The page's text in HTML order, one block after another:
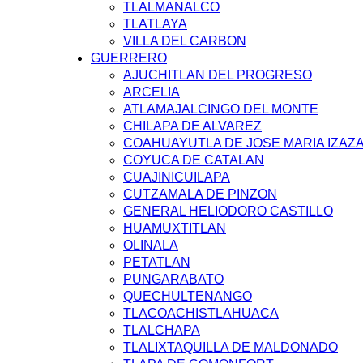
TLALMANALCO
TLATLAYA
VILLA DEL CARBON
GUERRERO
AJUCHITLAN DEL PROGRESO
ARCELIA
ATLAMAJALCINGO DEL MONTE
CHILAPA DE ALVAREZ
COAHUAYUTLA DE JOSE MARIA
COYUCA DE CATALAN
CUAJINICUILAPA
CUTZAMALA DE PINZON
GENERAL HELIODORO CASTILLO
HUAMUXTITLAN
OLINALA
PETATLAN
PUNGARABATO
QUECHULTENANGO
TLACOACHISTLAHUACA
TLALCHAPA
TLALIXTAQUILLA DE MALDONADO